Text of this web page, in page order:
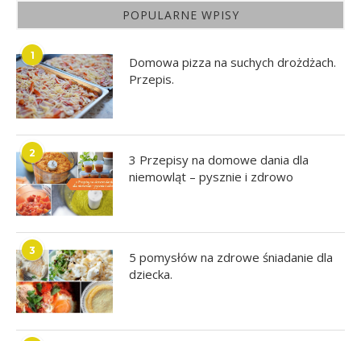
POPULARNE WPISY
1
Domowa pizza na suchych drożdżach.
Przepis.
2
3 Przepisy na domowe dania dla
niemowląt – pysznie i zdrowo
3
5 pomysłów na zdrowe śniadanie dla
dziecka.